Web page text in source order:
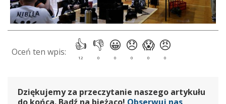
Dziękujemy za przeczytanie naszego artykułu